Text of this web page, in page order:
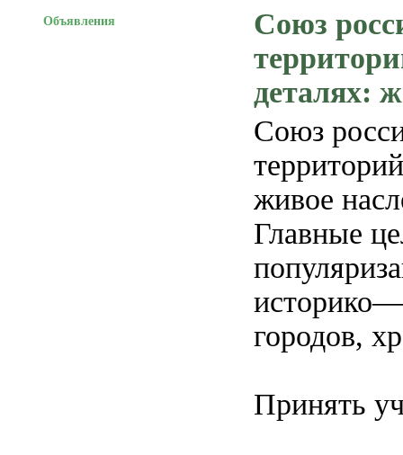
Объявления
Союз
деталях:
Союз
живое
Главные
городов,
Принять